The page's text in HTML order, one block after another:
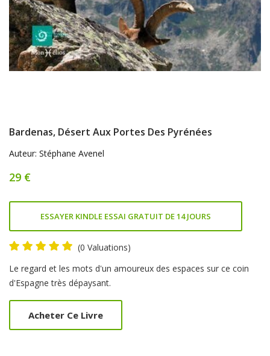
Bardenas, Désert Aux Portes Des Pyrénées
Auteur: Stéphane Avenel
29 €
ESSAYER KINDLE ESSAI GRATUIT DE 14 JOURS
(0 Valuations)
Product
Summery
Le regard et les mots d'un amoureux des espaces sur ce coin
d'Espagne très dépaysant.
Acheter Ce Livre